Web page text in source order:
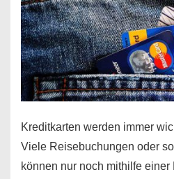
Kreditkarten werden immer
Viele Reisebuchungen oder
können nur noch mithilfe